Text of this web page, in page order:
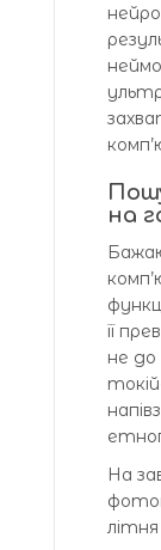
на
її
не до
На